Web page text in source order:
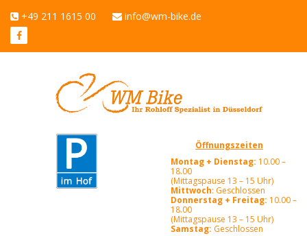
+49 211 1615 00 info@wm-bike.de
Öffnungszeiten
Montag + Dienstag: 10.00 –
18.00
(Mittagspause 13 – 15 Uhr)
Mittwoch: Geschlossen
Donnerstag + Freitag: 10.00 –
18.00
(Mittagspause 13 – 15 Uhr)
Samstag: Geschlossen